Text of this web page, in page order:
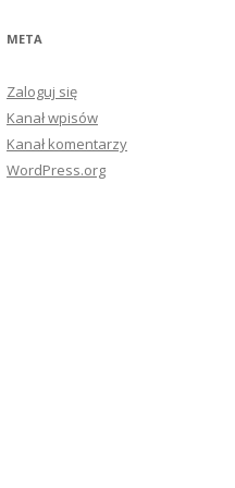
META
Zaloguj się
Kanał wpisów
Kanał komentarzy
WordPress.org